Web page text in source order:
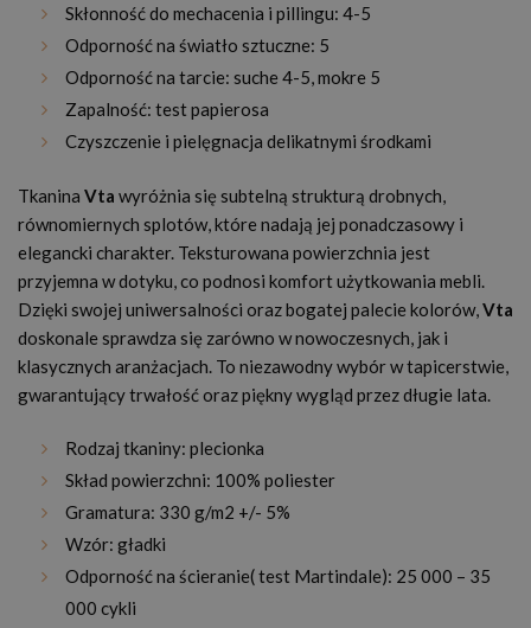
Skłonność do mechacenia i pillingu: 4-5
Odporność na światło sztuczne: 5
Odporność na tarcie: suche 4-5, mokre 5
Zapalność: test papierosa
Czyszczenie i pielęgnacja delikatnymi środkami
Tkanina Vta wyróżnia się subtelną strukturą drobnych,
równomiernych splotów, które nadają jej ponadczasowy i
elegancki charakter. Teksturowana powierzchnia jest
przyjemna w dotyku, co podnosi komfort użytkowania mebli.
Dzięki swojej uniwersalności oraz bogatej palecie kolorów,Vta
doskonale sprawdza się zarówno w nowoczesnych, jak i
klasycznych aranżacjach. To niezawodny wybór w tapicerstwie,
gwarantujący trwałość oraz piękny wygląd przez długie lata.
Rodzaj tkaniny: plecionka
Skład powierzchni: 100% poliester
Gramatura: 330 g/m2 +/- 5%
Wzór: gładki
Odporność na ścieranie( test Martindale): 25 000 – 35
000 cykli